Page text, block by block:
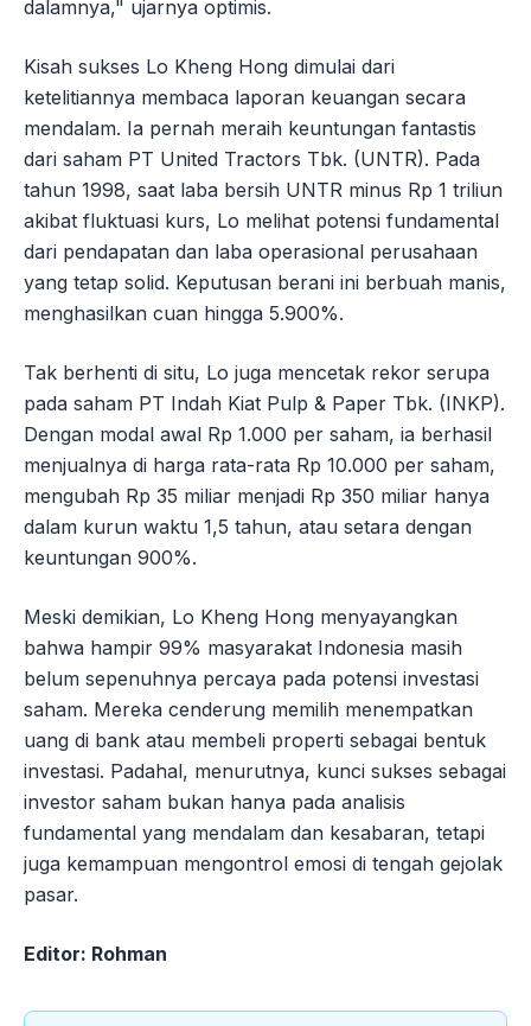
dalamnya," ujarnya optimis.
Kisah sukses Lo Kheng Hong dimulai dari
ketelitiannya membaca laporan keuangan secara
mendalam. Ia pernah meraih keuntungan fantastis
dari saham PT United Tractors Tbk. (UNTR). Pada
tahun 1998, saat laba bersih UNTR minus Rp 1 triliun
akibat fluktuasi kurs, Lo melihat potensi fundamental
dari pendapatan dan laba operasional perusahaan
yang tetap solid. Keputusan berani ini berbuah manis,
menghasilkan cuan hingga 5.900%.
Tak berhenti di situ, Lo juga mencetak rekor serupa
pada saham PT Indah Kiat Pulp & Paper Tbk. (INKP).
Dengan modal awal Rp 1.000 per saham, ia berhasil
menjualnya di harga rata-rata Rp 10.000 per saham,
mengubah Rp 35 miliar menjadi Rp 350 miliar hanya
dalam kurun waktu 1,5 tahun, atau setara dengan
keuntungan 900%.
Meski demikian, Lo Kheng Hong menyayangkan
bahwa hampir 99% masyarakat Indonesia masih
belum sepenuhnya percaya pada potensi investasi
saham. Mereka cenderung memilih menempatkan
uang di bank atau membeli properti sebagai bentuk
investasi. Padahal, menurutnya, kunci sukses sebagai
investor saham bukan hanya pada analisis
fundamental yang mendalam dan kesabaran, tetapi
juga kemampuan mengontrol emosi di tengah gejolak
pasar.
Editor: Rohman